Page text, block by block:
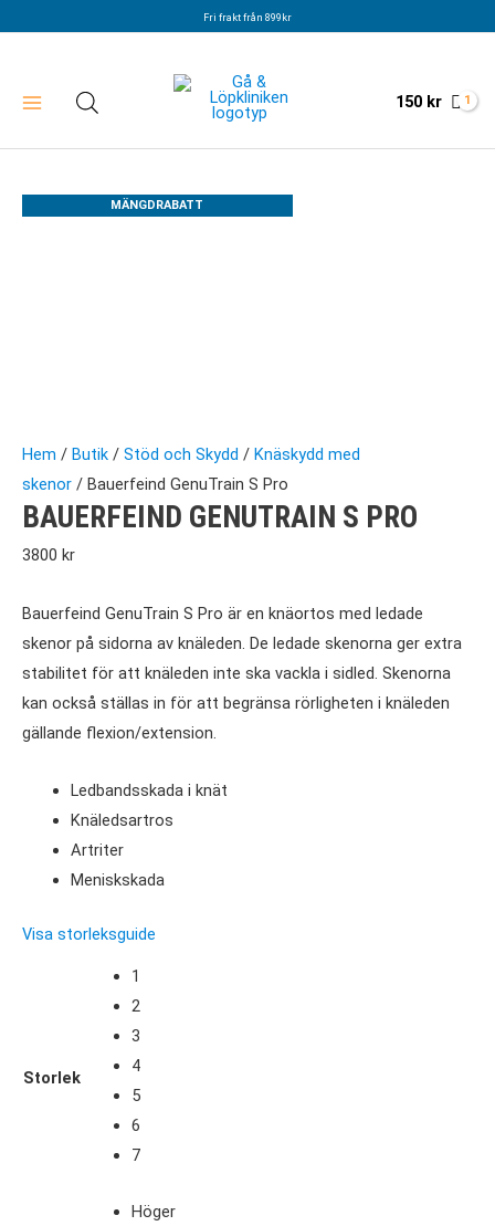
Fri frakt från 899kr
150 kr
Hem / Butik / Stöd och Skydd / Knäskydd med
skenor / Bauerfeind GenuTrain S Pro
BAUERFEIND GENUTRAIN S PRO
3800 kr
Bauerfeind GenuTrain S Pro är en knäortos med ledade
skenor på sidorna av knäleden. De ledade skenorna ger extra
stabilitet för att knäleden inte ska vackla i sidled. Skenorna
kan också ställas in för att begränsa rörligheten i knäleden
gällande flexion/extension.
Ledbandsskada i knät
Knäledsartros
Artriter
Meniskskada
Visa storleksguide
Storlek
1
2
3
4
5
6
7
Höger
MÄNGDRABATT